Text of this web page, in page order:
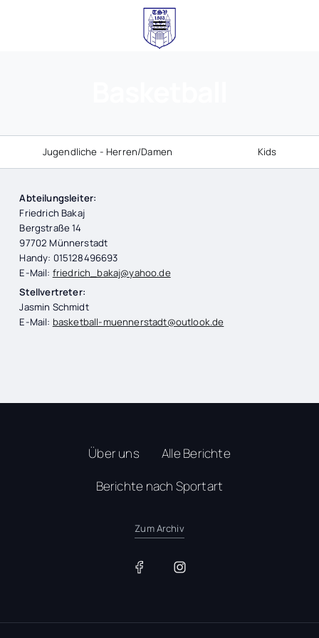
Jugendliche - Herren/Damen Kids
Abteilungsleiter:
Friedrich Bakaj
Bergstraße 14
97702 Münnerstadt
Handy: 015128496693
E-Mail: friedrich_bakaj@yahoo.de
Stellvertreter:​
Jasmin Schmidt
E-Mail: basketball-muennerstadt@outlook.de
Über uns
Alle Berichte
Berichte nach Sportart
Zum Archiv